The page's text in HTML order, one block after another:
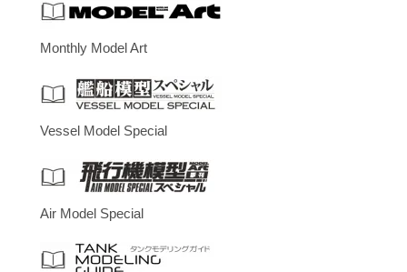
Monthly Model Art
Vessel Model Special
Air Model Special